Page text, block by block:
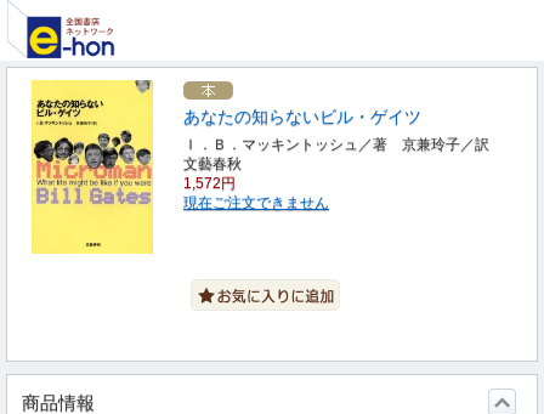
あなたの知らないビル・ゲイツ
Ｉ．Ｂ．マッキントッシュ／著 京兼玲子／訳
文藝春秋
1,572円
現在ご注文できません
商品情報